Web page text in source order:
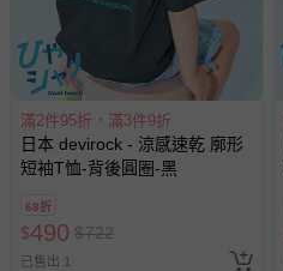
滿2件95折，滿3件9折
日本 devirock - 涼感速乾 廓形
短袖T恤-背後圓圈-黑
68折
$490 $722
已售出 1